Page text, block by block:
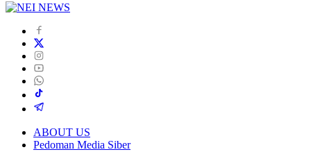
ABOUT US
Pedoman Media Siber